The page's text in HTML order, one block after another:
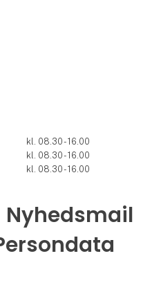
kl. 08.30 - 16.00
kl. 08.30 - 16.00
kl. 08.30 - 16.00
Nyhedsmail